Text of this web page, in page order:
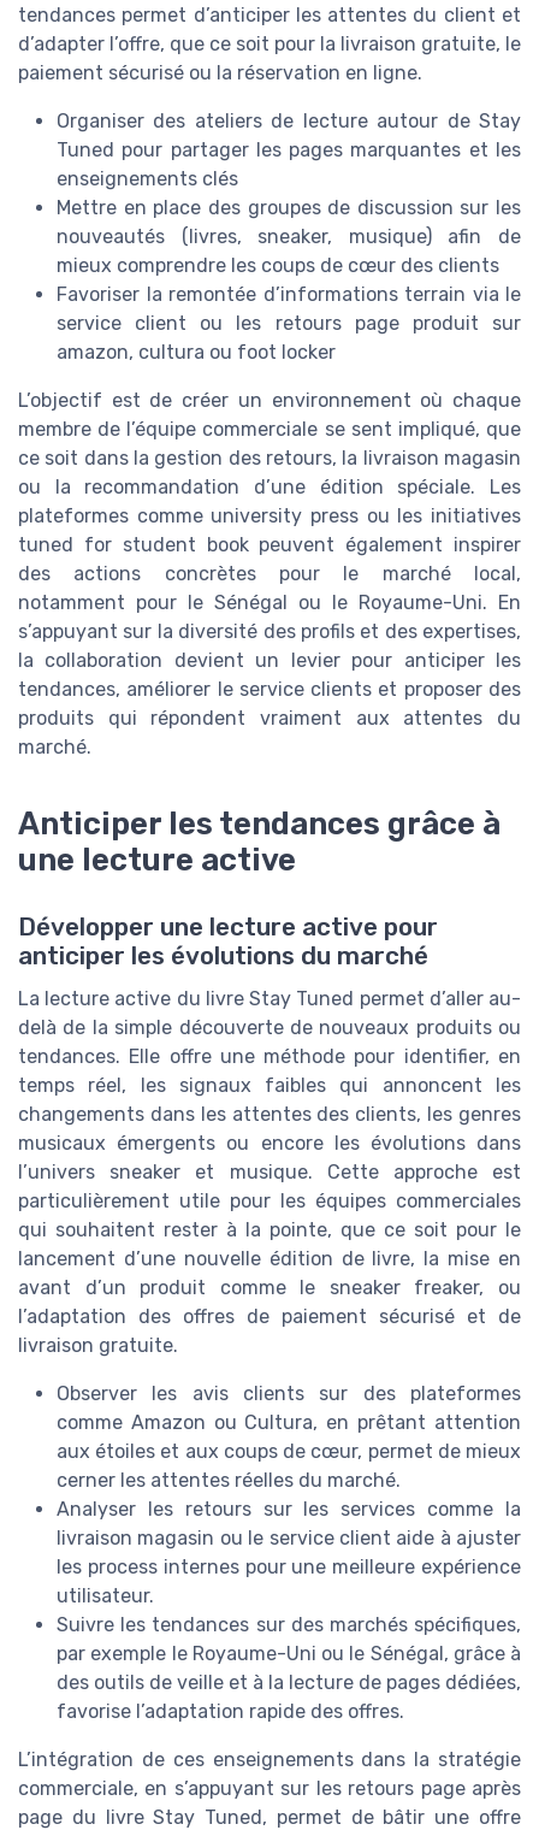
tendances permet d’anticiper les attentes du client et
d’adapter l’offre, que ce soit pour la livraison gratuite, le
paiement sécurisé ou la réservation en ligne.
Organiser des ateliers de lecture autour de Stay
Tuned pour partager les pages marquantes et les
enseignements clés
Mettre en place des groupes de discussion sur les
nouveautés (livres, sneaker, musique) afin de
mieux comprendre les coups de cœur des clients
Favoriser la remontée d’informations terrain via le
service client ou les retours page produit sur
amazon, cultura ou foot locker
L’objectif est de créer un environnement où chaque
membre de l’équipe commerciale se sent impliqué, que
ce soit dans la gestion des retours, la livraison magasin
ou la recommandation d’une édition spéciale. Les
plateformes comme university press ou les initiatives
tuned for student book peuvent également inspirer
des actions concrètes pour le marché local,
notamment pour le Sénégal ou le Royaume-Uni. En
s’appuyant sur la diversité des profils et des expertises,
la collaboration devient un levier pour anticiper les
tendances, améliorer le service clients et proposer des
produits qui répondent vraiment aux attentes du
marché.
Anticiper les tendances grâce à
une lecture active
Développer une lecture active pour
anticiper les évolutions du marché
La lecture active du livre Stay Tuned permet d’aller au-
delà de la simple découverte de nouveaux produits ou
tendances. Elle offre une méthode pour identifier, en
temps réel, les signaux faibles qui annoncent les
changements dans les attentes des clients, les genres
musicaux émergents ou encore les évolutions dans
l’univers sneaker et musique. Cette approche est
particulièrement utile pour les équipes commerciales
qui souhaitent rester à la pointe, que ce soit pour le
lancement d’une nouvelle édition de livre, la mise en
avant d’un produit comme le sneaker freaker, ou
l’adaptation des offres de paiement sécurisé et de
livraison gratuite.
Observer les avis clients sur des plateformes
comme Amazon ou Cultura, en prêtant attention
aux étoiles et aux coups de cœur, permet de mieux
cerner les attentes réelles du marché.
Analyser les retours sur les services comme la
livraison magasin ou le service client aide à ajuster
les process internes pour une meilleure expérience
utilisateur.
Suivre les tendances sur des marchés spécifiques,
par exemple le Royaume-Uni ou le Sénégal, grâce à
des outils de veille et à la lecture de pages dédiées,
favorise l’adaptation rapide des offres.
L’intégration de ces enseignements dans la stratégie
commerciale, en s’appuyant sur les retours page après
page du livre Stay Tuned, permet de bâtir une offre